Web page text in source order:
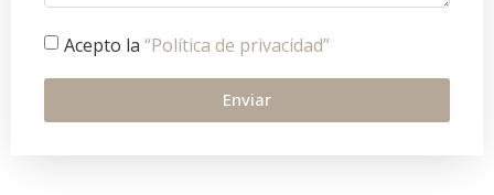
Acepto la “Política de privacidad”
Enviar